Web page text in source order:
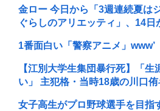
金ロー 今日から「3週連続夏は
ぐらしのアリエッティ」、14日
1番面白い「警察アニメ」www’
【江別大学生集団暴行死】「生
い」 主犯格・当時18歳の川口
女子高生がプロ野球選手を目指